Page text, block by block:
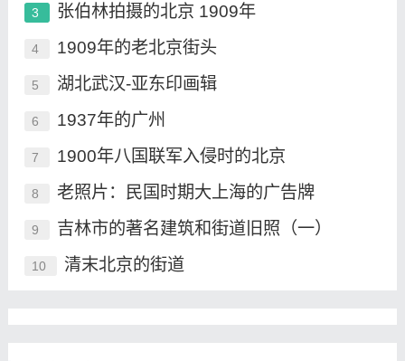
3 张伯林拍摄的北京 1909年
4 1909年的老北京街头
5 湖北武汉-亚东印画辑
6 1937年的广州
7 1900年八国联军入侵时的北京
8 老照片：民国时期大上海的广告牌
9 吉林市的著名建筑和街道旧照（一）
10 清末北京的街道